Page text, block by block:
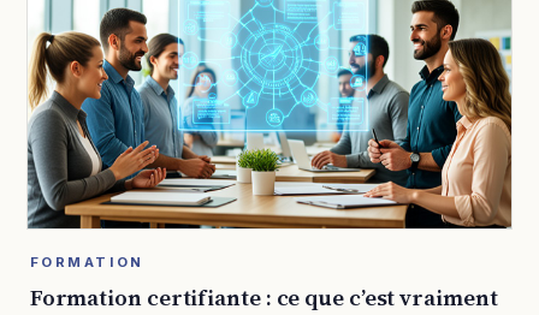
FORMATION
Formation certifiante : ce que c’est vraiment